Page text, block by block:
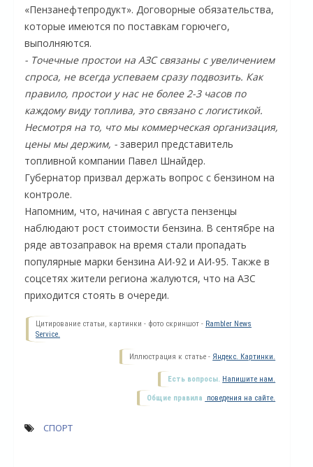
«Пензанефтепродукт». Договорные обязательства,
которые имеются по поставкам горючего,
выполняются.
- Точечные простои на АЗС связаны с увеличением
спроса, не всегда успеваем сразу подвозить. Как
правило, простои у нас не более 2-3 часов по
каждому виду топлива, это связано с логистикой.
Несмотря на то, что мы коммерческая организация,
цены мы держим, - заверил представитель
топливной компании Павел Шнайдер.
Губернатор призвал держать вопрос с бензином на
контроле.
Напомним, что, начиная с августа пензенцы
наблюдают рост стоимости бензина. В сентябре на
ряде автозаправок на время стали пропадать
популярные марки бензина АИ-92 и АИ-95. Также в
соцсетях жители региона жалуются, что на АЗС
приходится стоять в очереди.
Цитирование статьи, картинки - фото скриншот - Rambler News
Service.
Иллюстрация к статье - Яндекс. Картинки.
Есть вопросы. Напишите нам.
Общие правила поведения на сайте.
СПОРТ